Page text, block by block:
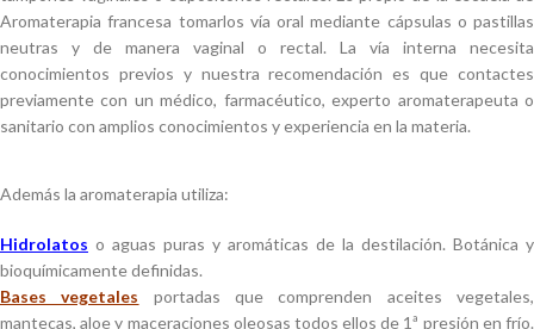
Aromaterapia francesa tomarlos vía oral mediante cápsulas o pastillas
neutras y de manera vaginal o rectal. La vía interna necesita
conocimientos previos y nuestra recomendación es que contactes
previamente con un médico, farmacéutico, experto aromaterapeuta o
sanitario con amplios conocimientos y experiencia en la materia.
Además la aromaterapia utiliza:
Hidrolatos o aguas puras y aromáticas de la destilación. Botánica y
bioquímicamente definidas.
Bases vegetales portadas que comprenden aceites vegetales,
mantecas, aloe y maceraciones oleosas todos ellos de 1ª presión en frío.